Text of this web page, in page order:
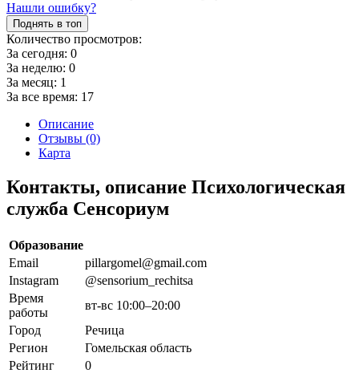
Нашли ошибку?
Поднять в топ
Количество просмотров:
За сегодня: 0
За неделю: 0
За месяц: 1
За все время: 17
Описание
Отзывы (0)
Карта
Контакты, описание Психологическая
служба Сенсориум
Образование
Email
pillargomel@gmail.com
Instagram
@sensorium_rechitsa
Время
работы
вт-вс 10:00–20:00
Город
Речица
Регион
Гомельская область
Рейтинг
0